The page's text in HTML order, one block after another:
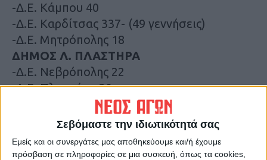
Σεβόμαστε την ιδιωτικότητά σας
Εμείς και οι συνεργάτες μας αποθηκεύουμε και/ή έχουμε
πρόσβαση σε πληροφορίες σε μια συσκευή, όπως τα cookies,
-Δ.Ε. Κάμπου 40
-Δ.Ε. Καρδίτσας 337- (49 γεννήσεις)
-Δ.Ε. Μητρόπολης 18
ΔΗΜΟΣ Λ. ΠΛΑΣΤΗΡΑ
-Δ.Ε. Νεβρόπολης 22
-Δ.Ε. Πλαστήρα 20
ΔΗΜΟΣ ΜΟΥΖΑΚΙΟΥ
-Δ.Ε. Ιθώμης 33
-Δ.Ε. Μουζακίου 80
-Δ.Ε. Παμίσου 42